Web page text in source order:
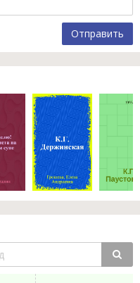
Отправить